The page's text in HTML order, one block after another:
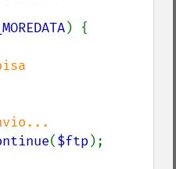
) {
($ftp );